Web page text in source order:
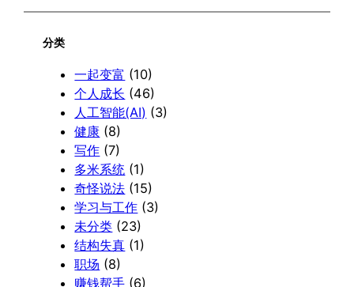
分类
一起变富 (10)
个人成长 (46)
人工智能(AI) (3)
健康 (8)
写作 (7)
多米系统 (1)
奇怪说法 (15)
学习与工作 (3)
未分类 (23)
结构失真 (1)
职场 (8)
赚钱帮手 (6)